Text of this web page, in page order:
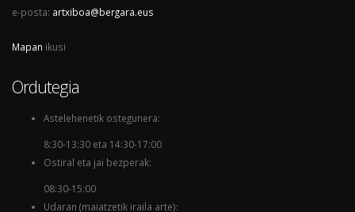
e-posta: artxiboa@bergara.eus
Mapan ikusi
Ordutegia
Astelehenetik ostegunera:
8:30-13:30 eta 14:30-17:00
Ostiral eta jai bezperak:
08:30-15:00
Udaran (maiatzetik iraila arte):